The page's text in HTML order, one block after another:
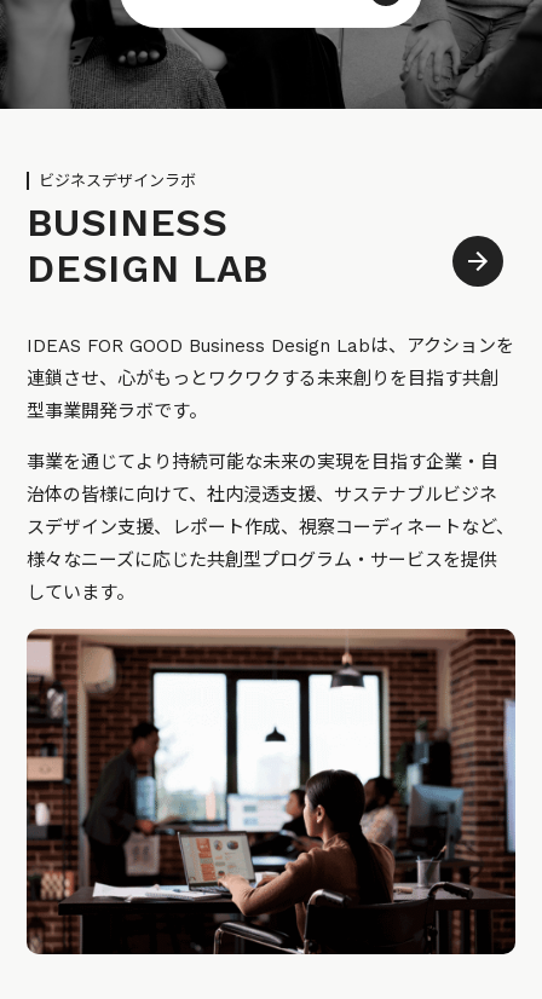
ビジネスデザインラボ
BUSINESS
DESIGN LAB
IDEAS FOR GOOD Business Design Labは、アクションを
連鎖させ、心がもっとワクワクする未来創りを目指す共創
型事業開発ラボです。
事業を通じてより持続可能な未来の実現を目指す企業・自
治体の皆様に向けて、社内浸透支援、サステナブルビジネ
スデザイン支援、レポート作成、視察コーディネートなど、
様々なニーズに応じた共創型プログラム・サービスを提供
しています。